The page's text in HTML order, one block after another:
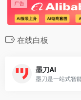
在线白板
墨刀AI